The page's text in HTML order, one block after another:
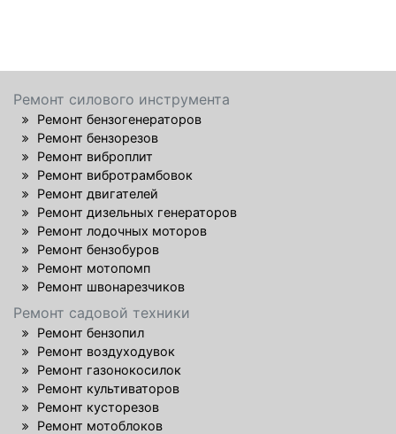
Ремонт силового инструмента
Ремонт бензогенераторов
Ремонт бензорезов
Ремонт виброплит
Ремонт вибротрамбовок
Ремонт двигателей
Ремонт дизельных генераторов
Ремонт лодочных моторов
Ремонт бензобуров
Ремонт мотопомп
Ремонт швонарезчиков
Ремонт садовой техники
Ремонт бензопил
Ремонт воздуходувок
Ремонт газонокосилок
Ремонт культиваторов
Ремонт кусторезов
Ремонт мотоблоков